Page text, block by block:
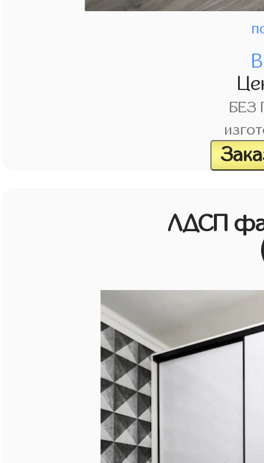
БЕЗ
ЛДСП